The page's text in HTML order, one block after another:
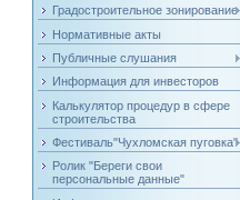
Градостроительное зонирование
Нормативные акты
Публичные слушания
Информация для инвесторов
Калькулятор процедур в сфере
строительства
Фестиваль"Чухломская пуговка"
Ролик "Береги свои
персональные данные"